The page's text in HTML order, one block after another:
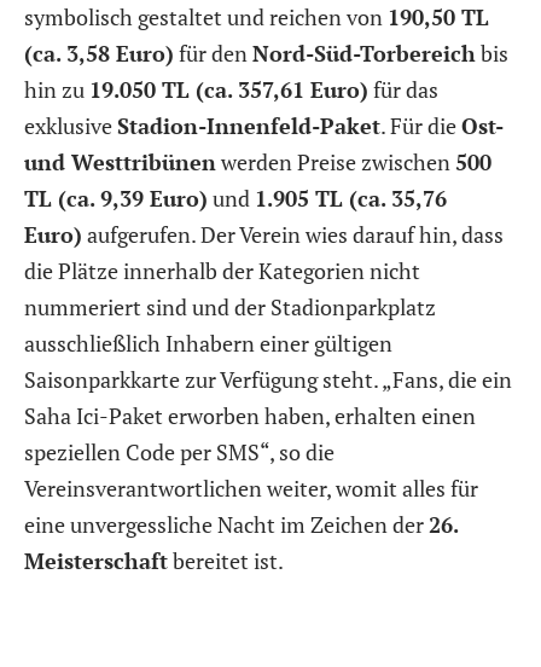
symbolisch gestaltet und reichen von 190,50 TL
(ca. 3,58 Euro) für denNord-Süd-Torbereichbis
hin zu 19.050 TL (ca. 357,61 Euro) für das
exklusiveStadion-Innenfeld-Paket. Für dieOst-
und Westtribünenwerden Preise zwischen500
TL (ca. 9,39 Euro) und 1.905 TL (ca. 35,76
Euro) aufgerufen. Der Verein wies darauf hin, dass
die Plätze innerhalb der Kategorien nicht
nummeriert sind und der Stadionparkplatz
ausschließlich Inhabern einer gültigen
Saisonparkkarte zur Verfügung steht. „Fans, die ein
Saha Ici-Paket erworben haben, erhalten einen
speziellen Code per SMS“, so die
Vereinsverantwortlichen weiter, womit alles für
eine unvergessliche Nacht im Zeichen der26.
Meisterschaftbereitet ist.